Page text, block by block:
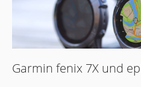
Garmin fenix 7X und